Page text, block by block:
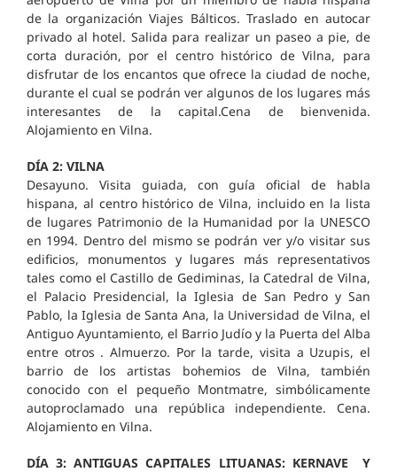
de la organización Viajes Bálticos. Traslado en autocar
privado al hotel. Salida para realizar un paseo a pie, de
corta duración, por el centro histórico de Vilna, para
disfrutar de los encantos que ofrece la ciudad de noche,
durante el cual se podrán ver algunos de los lugares más
interesantes de la capital.Cena de bienvenida.
Alojamiento en Vilna.
DÍA 2: VILNA
Desayuno. Visita guiada, con guía oficial de habla
hispana, al centro histórico de Vilna, incluido en la lista
de lugares Patrimonio de la Humanidad por la UNESCO
en 1994. Dentro del mismo se podrán ver y/o visitar sus
edificios, monumentos y lugares más representativos
tales como el Castillo de Gediminas, la Catedral de Vilna,
el Palacio Presidencial, la Iglesia de San Pedro y San
Pablo, la Iglesia de Santa Ana, la Universidad de Vilna, el
Antiguo Ayuntamiento, el Barrio Judío y la Puerta del Alba
entre otros . Almuerzo. Por la tarde, visita a Uzupis, el
barrio de los artistas bohemios de Vilna, también
conocido con el pequeño Montmatre, simbólicamente
autoproclamado una república independiente. Cena.
Alojamiento en Vilna.
DÍA 3: ANTIGUAS CAPITALES LITUANAS: KERNAVE Y